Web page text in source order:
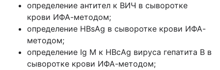
определение антител к ВИЧ в сыворотке
крови ИФА-методом;
определение HBsAg в сыворотке крови ИФА-
методом;
определение Ig M к HBcAg вируса гепатита B в
сыворотке крови ИФА-методом;